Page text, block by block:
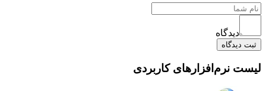
دیدگاه
ثبت دیدگاه
لیست نرم‌افزارهای کاربردی